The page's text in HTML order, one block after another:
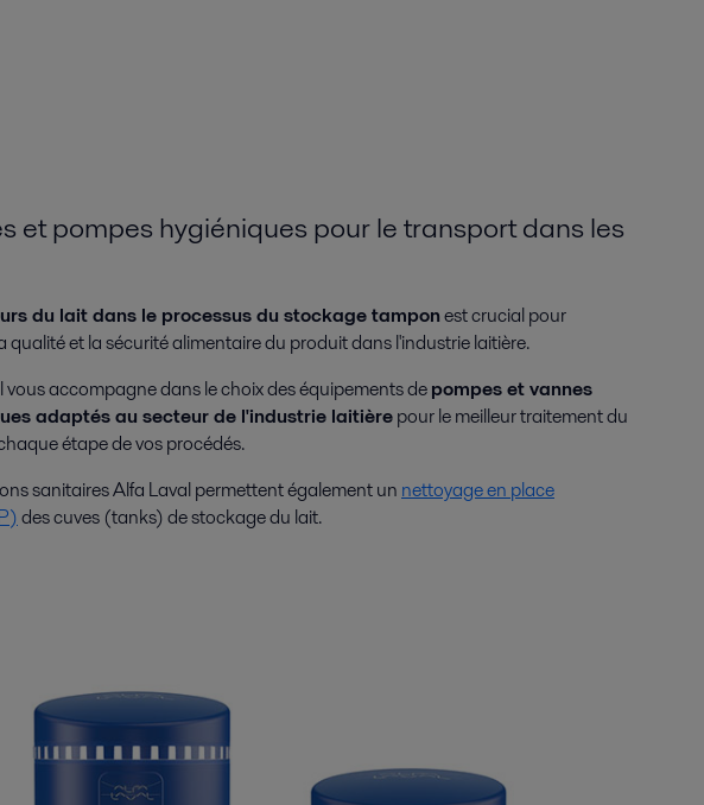
et pompes hygiéniques pour le transport dans les
du lait dans le processus du stockage tamponest crucial pour
qualité et la sécurité alimentaire du produit dans l'industrie laitière.
vous accompagne dans le choix des équipements depompes et vannes
adaptés au secteur de l'industrie laitièrepour le meilleur traitement du
étape de vos procédés.
sanitaires Alfa Laval permettent également un nettoyage en place
des cuves (tanks) de stockage du lait.